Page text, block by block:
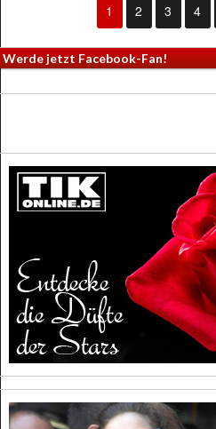
1 2 3 4
Werde jetzt Facebook-Fan!